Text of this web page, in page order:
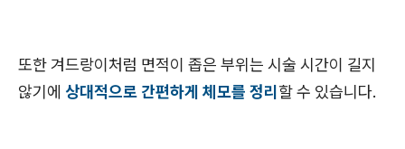
또한 겨드랑이처럼 면적이 좁은 부위는 시술 시간이 길지
않기에 상대적으로 간편하게 체모를 정리할 수 있습니다.